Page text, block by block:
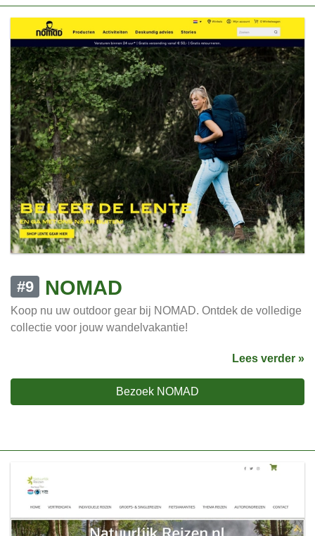
#9 NOMAD
Koop nu uw outdoor gear bij NOMAD. Ontdek de volledige
collectie voor jouw wandelvakantie!
Lees verder »
Bezoek NOMAD